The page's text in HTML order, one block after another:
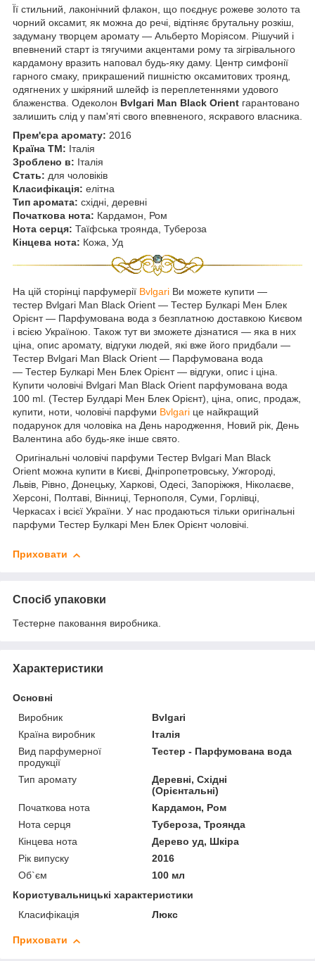
Її стильний, лаконічний флакон, що поєднує рожеве золото та
чорний оксамит, як можна до речі, відтіняє брутальну розкіш,
задуману творцем аромату — Альберто Моріясом. Рішучий і
впевнений старт із тягучими акцентами рому та зігрівального
кардамону вразить наповал будь-яку даму. Центр симфонії
гарного смаку, прикрашений пишністю оксамитових троянд,
одягнених у шкіряний шлейф із переплетеннями удового
блаженства. Одеколон Bvlgari Man Black Orient гарантовано
залишить слід у пам'яті свого впевненого, яскравого власника.
Прем'єра аромату: 2016
Країна ТМ: Італія
Зроблено в: Італія
Стать: для чоловіків
Класифікація: елітна
Тип аромата: східні, деревні
Початкова нота: Кардамон, Ром
Нота серця: Таїфська троянда, Тубероза
Кінцева нота: Кожа, Уд
На цій сторінці парфумерії Bvlgari Ви можете купити —
тестер Bvlgari Man Black Orient ― Тестер Булкарі Мен Блек
Орієнт — Парфумована вода з безплатною доставкою Києвом
і всією Україною. Також тут ви зможете дізнатися — яка в них
ціна, опис аромату, відгуки людей, які вже його придбали —
Тестер Bvlgari Man Black Orient ― Парфумована вода
— Тестер Булкарі Мен Блек Орієнт — відгуки, опис і ціна.
Купити чоловічі Bvlgari Man Black Orient парфумована вода
100 ml. (Тестер Булдарі Мен Блек Орієнт), ціна, опис, продаж,
купити, ноти, чоловічі парфуми Bvlgari це найкращий
подарунок для чоловіка на День народження, Новий рік, День
Валентина або будь-яке інше свято.
Оригінальні чоловічі парфуми Тестер Bvlgari Man Black
Orient можна купити в Києві, Дніпропетровську, Ужгороді,
Львів, Рівно, Донецьку, Харкові, Одесі, Запоріжжя, Ніколаєве,
Херсоні, Полтаві, Вінниці, Тернополя, Суми, Горлівці,
Черкасах і всієї України. У нас продаються тільки оригінальні
парфуми Тестер Булкарі Мен Блек Орієнт чоловічі.
Приховати
Спосіб упаковки
Тестерне паковання виробника.
Характеристики
Основні
Виробник
Bvlgari
Країна виробник
Італія
Вид парфумерної
продукції
Тестер - Парфумована вода
Тип аромату
Деревні, Східні
(Орієнтальні)
Початкова нота
Кардамон, Ром
Нота серця
Тубероза, Троянда
Кінцева нота
Дерево уд, Шкіра
Рік випуску
2016
Об`єм
100 мл
Користувальницькі характеристики
Класифікація
Люкс
Приховати